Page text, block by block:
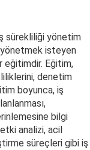
sürekliliği yönetim
isteyen
eğitimdir. Eğitim,
denetim
boyunca, iş
bilgi
analizi, acil
süreçleri gibi iş